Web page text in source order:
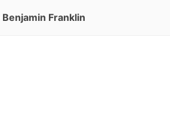
Benjamin Franklin